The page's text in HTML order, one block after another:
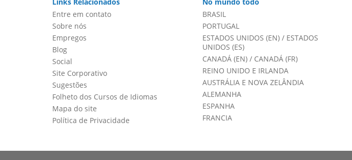
Entre em contato
Sobre nós
Empregos
Blog
Social
Site Corporativo
Sugestões
Folheto dos Cursos de Idiomas
Mapa do site
Política de Privacidade
BRASIL
PORTUGAL
ESTADOS UNIDOS (EN)/ ESTADOS
UNIDOS (ES)
CANADÁ (EN)/ CANADÁ (FR)
REINO UNIDO E IRLANDA
AUSTRÁLIA E NOVA ZELÂNDIA
ALEMANHA
ESPANHA
FRANCIA